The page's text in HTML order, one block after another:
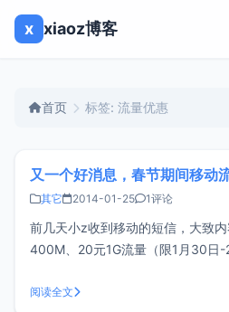
x xiaoz博客
首页 标签: 流量优惠
又一个好消息，春节期间移动
其它 2014-01-25 1评论
前几天小z收到移动的短信，大致
400M、20元1G流量（限1月30日-
是众所周知的事，春节期间能够给
阅读全文